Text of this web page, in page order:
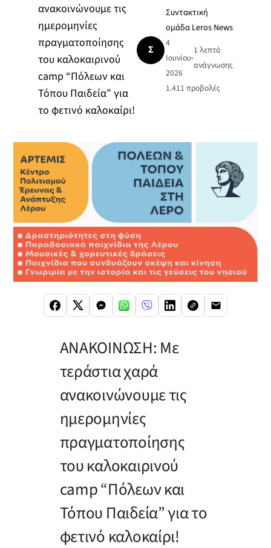
ανακοινώνουμε τις
ημερομηνίες
πραγματοποίησης
του καλοκαιρινού
camp “Πόλεων και
Τόπου Παιδεία” για
το φετινό καλοκαίρι!
Σ
Συντακτική
ομάδα Leros News
4
Ιουνίου
2026
•
1 λεπτό
ανάγνωσης
1.411 προβολές
ΑΝΑΚΟΙΝΩΣΗ: Με
τεράστια χαρά
ανακοινώνουμε τις
ημερομηνίες
πραγματοποίησης
του καλοκαιρινού
camp “Πόλεων και
Τόπου Παιδεία” για το
φετινό καλοκαίρι!